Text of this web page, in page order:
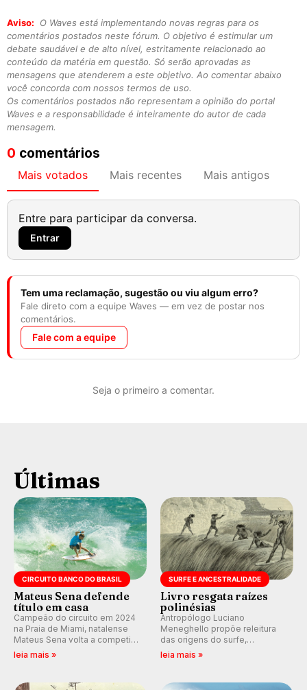
Aviso:
O Waves está implementando novas regras para os
comentários postados neste fórum. O objetivo é estimular um
debate saudável e de alto nível, estritamente relacionado ao
conteúdo da matéria em questão. Só serão aprovadas as
mensagens que atenderem a este objetivo. Ao comentar abaixo
você concorda com nossos termos de uso.
Os comentários postados não representam a opinião do portal
Waves e a responsabilidade é inteiramente do autor de cada
mensagem.
0 comentários
Mais votados Mais recentes Mais antigos
Entre para participar da conversa.
Entrar
Tem uma reclamação, sugestão ou viu algum erro?
Fale direto com a equipe Waves — em vez de postar nos
comentários.
Fale com a equipe
Seja o primeiro a comentar.
Últimas
CIRCUITO BANCO DO BRASIL
Mateus Sena defende
título em casa
Campeão do circuito em 2024
na Praia de Miami, natalense
Mateus Sena volta a competir
em casa em busca de manter a
leia mais »
SURFE E ANCESTRALIDADE
Livro resgata raízes
polinésias
Antropólogo Luciano
Meneghello propõe releitura
das origens do surfe,
resgatando a cultura polinésia
prática em esporte e indústria.
leia mais »